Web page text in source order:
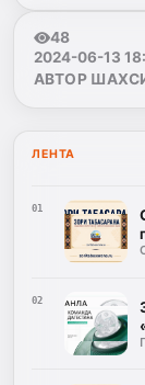
48
2024-06-13
АВТОР
ЛЕНТА
01
02